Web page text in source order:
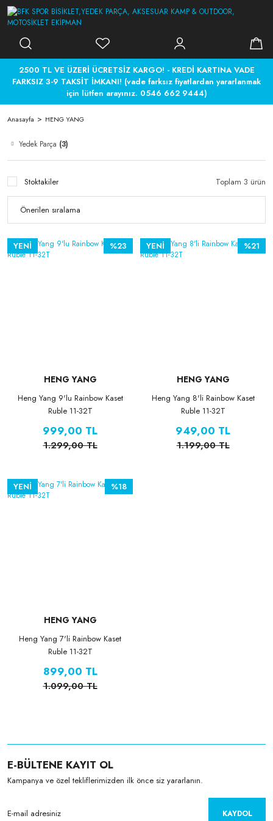
2500 TL VE ÜZERİ ÜCRETSİZ KARGO! - KREDİ KARTINA VADE
FARKSIZ 3-9 TAKSİT İMKANI! (vade farksız fiyatlardan yararlanmak
için lütfen arayınız. 0546 662 9444)
Anasayfa HENG YANG
Yedek Parça (3)
Stoktakiler Toplam 3 ürün
%23
YENİ
HENG YANG
Heng Yang 9'lu Rainbow Kaset
Ruble 11-32T
999,00 TL
1.299,00 TL
%21
YENİ
HENG YANG
Heng Yang 8'li Rainbow Kaset
Ruble 11-32T
949,00 TL
1.199,00 TL
%18
YENİ
HENG YANG
Heng Yang 7'li Rainbow Kaset
Ruble 11-32T
899,00 TL
1.099,00 TL
E-BÜLTENE KAYIT OL
Kampanya ve özel tekliflerimizden ilk önce siz yararlanın.
KAYDOL